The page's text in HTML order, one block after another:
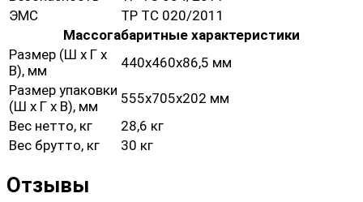
ЭМС
ТР ТС 020/2011
Массогабаритные характеристики
Размер (Ш х Г х
В), мм
440х460х86,5 мм
Размер упаковки
(Ш х Г х В), мм
555х705х202 мм
Вес нетто, кг
28,6 кг
Вес брутто, кг
30 кг
Отзывы